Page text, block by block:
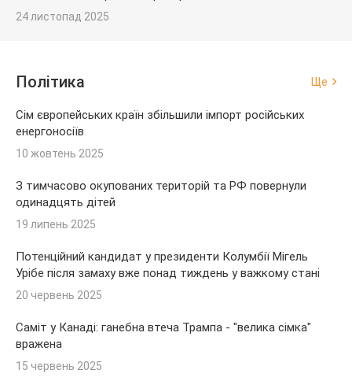
24 листопад 2025
Політика Ще
Сім європейських країн збільшили імпорт російських
енергоносіїв
10 жовтень 2025
З тимчасово окупованих територій та РФ повернули
одинадцять дітей
19 липень 2025
Потенційний кандидат у президенти Колумбії Мігель
Урібе після замаху вже понад тиждень у важкому стані
20 червень 2025
Саміт у Канаді: ганебна втеча Трампа - "велика сімка"
вражена
15 червень 2025